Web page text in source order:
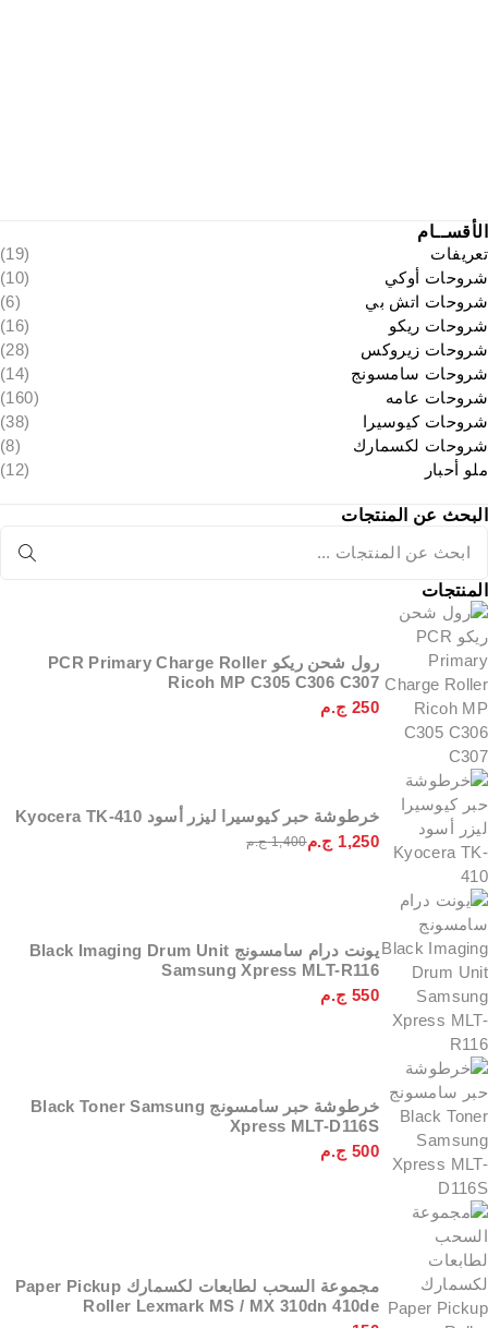
الأقســام
تعريفات
(19)
شروحات أوكي
(10)
شروحات اتش بي
(6)
شروحات ريكو
(16)
شروحات زيروكس
(28)
شروحات سامسونج
(14)
شروحات عامه
(160)
شروحات كيوسيرا
(38)
شروحات لكسمارك
(8)
ملو أحبار
(12)
البحث عن المنتجات
المنتجات
رول شحن ريكو PCR Primary Charge Roller
Ricoh MP C305 C306 C307
250 ج.م
خرطوشة حبر كيوسيرا ليزر أسود Kyocera TK-410
1,400 ج.م 1,250 ج.م
يونت درام سامسونج Black Imaging Drum Unit
Samsung Xpress MLT-R116
550 ج.م
خرطوشة حبر سامسونج Black Toner Samsung
Xpress MLT-D116S
500 ج.م
مجموعة السحب لطابعات لكسمارك Paper Pickup
Roller Lexmark MS / MX 310dn 410de